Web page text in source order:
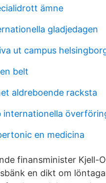
ämne
gladjedagen
ut campus
belt
aldreboende racksta
internationella
en medicina
finansminister Kjell-
en dikt om